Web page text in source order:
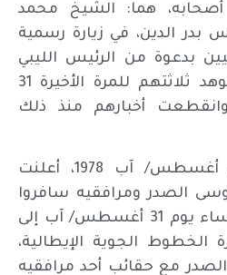
أصحابه، هما: الشيخ محمد
الدين، في زيارة رسمية
بدعوة من الرئيس الليبي
معمر القذافي، وقد شوهد ثلاثتهم للمرة الأخيرة 31
آب 1978، وانقطعت أخبارهم منذ ذلك
وفي الثامن عشر من أغسطس/ آب 1978، أعلنت
الصدر ومرافقيه سافروا
من طرابلس الغرب، مساء يوم 31 أغسطس/ آب إلى
الخطوط الجوية الإيطالية،
مع حقائب أحد مرافقيه